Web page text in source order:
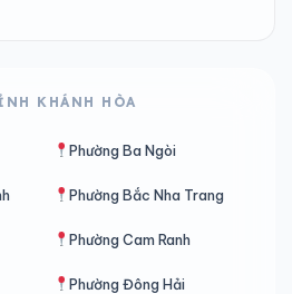
KHÁNH HÒA
Phường Ba Ngòi
Phường Bắc Nha Trang
Phường Cam Ranh
Phường Đông Hải